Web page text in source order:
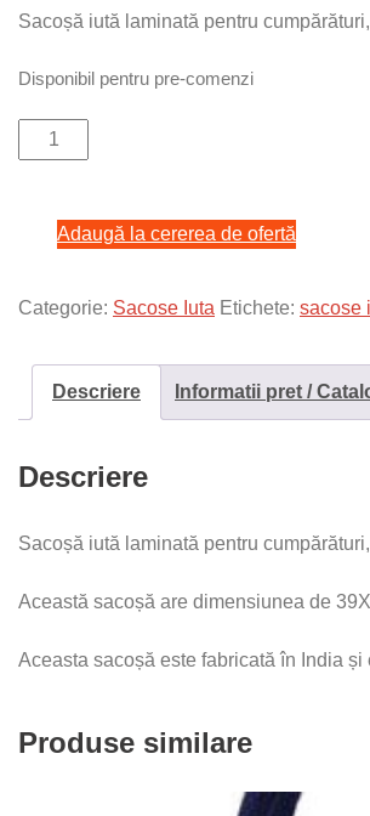
Sacoșă iută laminată pentru
Disponibil pentru pre-comenzi
Cantitate
laminată
cumpărături,
mânere
lungi
pânză
față
Adaugă la cererea de ofertă
Categorie: Sacose Iuta Etichete: sacose
Descriere Informatii pret /
Descriere
Sacoșă iută laminată pentru
Această sacoșă are dimensiunea de
Aceasta sacoșă este fabricată în India
Produse similare